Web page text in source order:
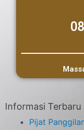
Informasi Terbaru
Pijat